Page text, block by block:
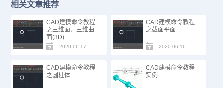
相关文章推荐
CAD建模命令教程
之三维面、三维曲
面(3D)
2020-06-17
CAD建模命令教程
之截面平面
2020-06-16
CAD建模命令教程
之圆柱体
CAD建模命令教程
实例